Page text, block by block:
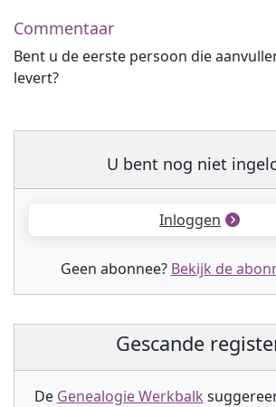
Commentaar
Bent u de eerste persoon die
levert?
U bent nog niet
Inloggen
Geen abonnee? Bekijk de
Gescande
De Genealogie Werkbalk